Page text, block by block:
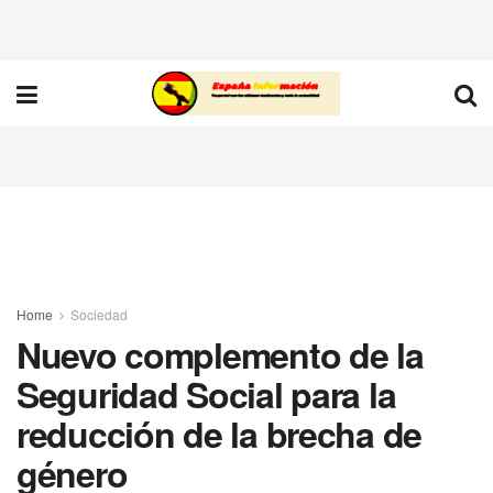
Home Sociedad
Nuevo complemento de la
Seguridad Social para la
reducción de la brecha de
género